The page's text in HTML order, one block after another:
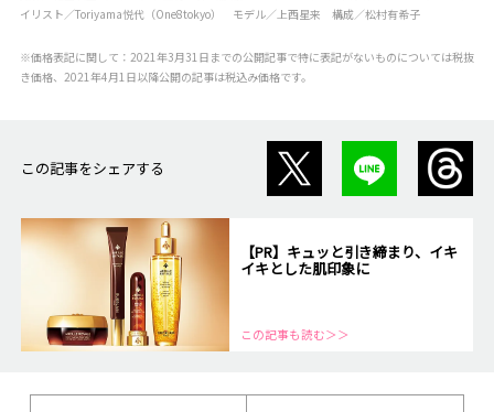
イリスト／Toriyama悦代（One8tokyo） モデル／上西星来 構成／松村有希子
※価格表記に関して：2021年3月31日までの公開記事で特に表記がないものについては税抜
き価格、2021年4月1日以降公開の記事は税込み価格です。
この記事をシェアする
【PR】キュッと引き締まり、イキ
イキとした肌印象に
この記事も読む＞＞